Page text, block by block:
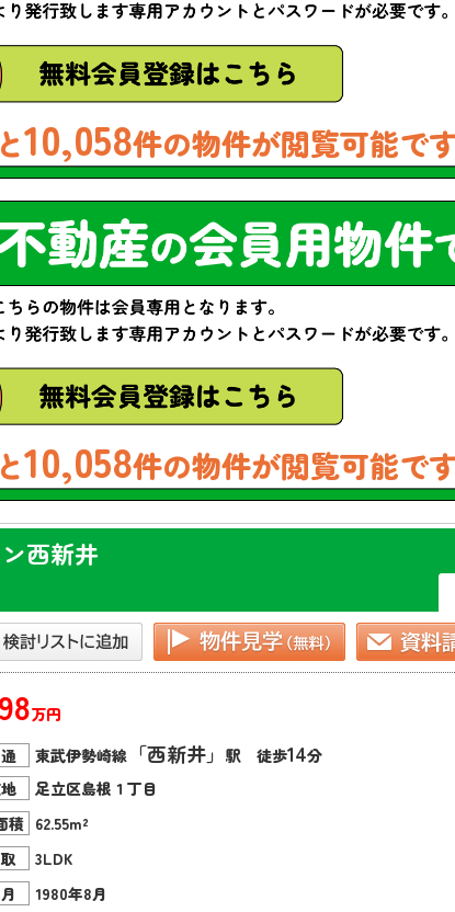
10,058件の物件が閲覧可能で
10,058件の物件が閲覧可能で
西新井
万円
東武伊勢崎線 「西新井」 駅 徒歩14分
足立区島根１丁目
積 62.55m²
3LDK
1980年8月